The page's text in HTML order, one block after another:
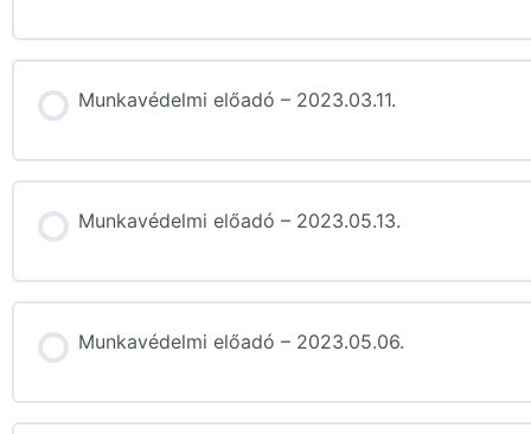
Munkavédelmi előadó – 2023.03.11.
Munkavédelmi előadó – 2023.05.13.
Munkavédelmi előadó – 2023.05.06.